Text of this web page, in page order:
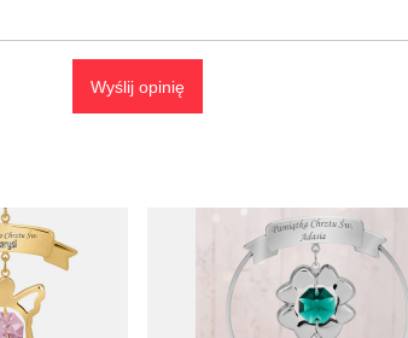
Wyślij opinię